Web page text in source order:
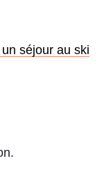
séjour au ski